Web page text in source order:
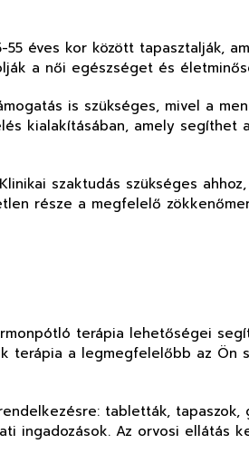
éves kor között tapasztalják,
a női egészséget és
is szükséges, mivel a
kialakításában, amely segíthet
szaktudás szükséges
része a megfelelő
terápia lehetőségei
terápia a legmegfelelőbb az Ön
tabletták, tapaszok,
ingadozások. Az orvosi ellátás